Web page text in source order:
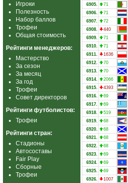
Игроки
Полезность
Набор баллов
Трофеи
Общая стоимость
Рейтинги менеджеров:
Мастерство
За сезон
За месяц
За год
Трофеи
Совет директоров
Рейтинги футболистов:
Трофеи
Рейтинги стран:
Стадионы
Автосоставы
Fair Play
Сборные
Трофеи
6905. 71
6906. 71
6907. 72
6908. 440
6909. 71
6910. 71
6911. 1636
6912. 70
6913. 70
6914. 2066
6915. 4393
6916. 69
6917. 69
6918. 519
6919. 68
6920. 68
6921. 68
6922. 68
6923. 69
6924. 69
6925. 69
6926. 1007